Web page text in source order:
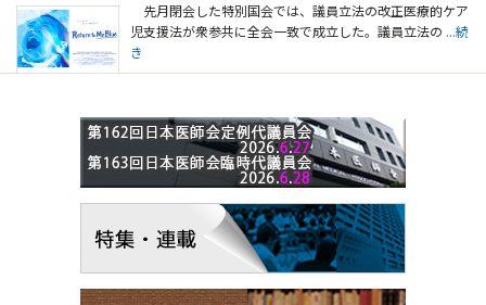
先月閉会した特別国会では、議員立法の改正医療的ケア
児支援法が衆参共に全会一致で成立した。議員立法の ...続
き